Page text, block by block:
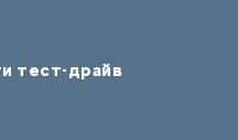
тест-драйв